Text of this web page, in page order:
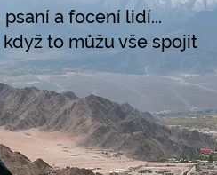
a focení lidí...
to můžu vše spojit